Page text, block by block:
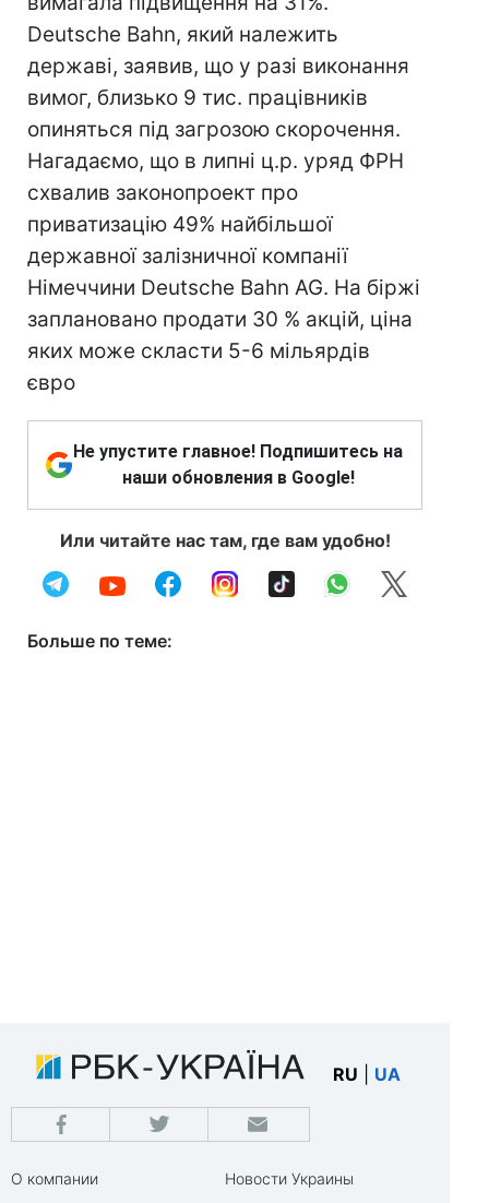
Deutsche Bahn, який належить
державі, заявив, що у разі виконання
вимог, близько 9 тис. працівників
опиняться під загрозою скорочення.
Нагадаємо, що в липні ц.р. уряд ФРН
схвалив законопроект про
приватизацію 49% найбільшої
державної залізничної компанії
Німеччини Deutsche Bahn AG. На біржі
заплановано продати 30 % акцій, ціна
яких може скласти 5-6 мільярдів
євро
Не упустите главное! Подпишитесь на
наши обновления в Google!
Или читайте нас там, где вам удобно!
Больше по теме:
RU UA
О компании
Новости Украины